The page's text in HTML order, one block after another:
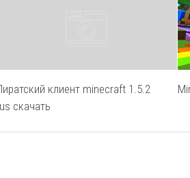
клиент minecraft 1.5.2
скачать